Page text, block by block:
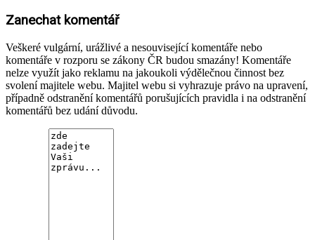
Zanechat komentář
Veškeré vulgární, urážlivé a nesouvisející komentáře nebo
komentáře v rozporu se zákony ČR budou smazány! Komentáře
nelze využít jako reklamu na jakoukoli výdělečnou činnost bez
svolení majitele webu. Majitel webu si vyhrazuje právo na upravení,
případně odstranění komentářů porušujících pravidla i na odstranění
komentářů bez udání důvodu.